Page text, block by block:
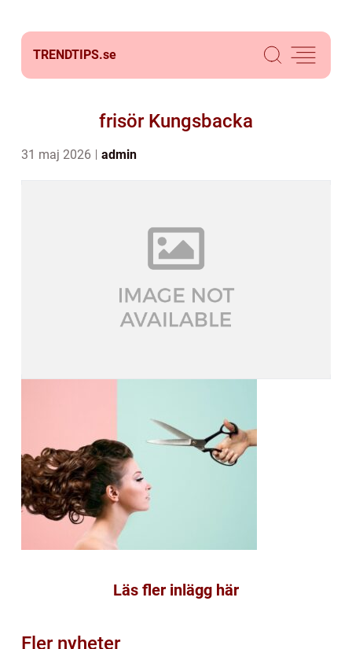
TRENDTIPS.se
frisör Kungsbacka
31 maj 2026 admin
Läs fler inlägg här
Fler nyheter